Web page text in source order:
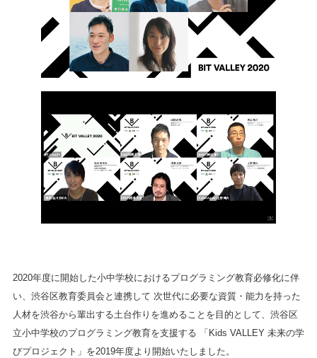
2020年度に開始した小中学校におけるプログラミング教育必修化に伴
い、渋谷区教育委員会と連携して 次世代に必要な資質・能力を持った
人材を渋谷から輩出する土台作りを進めることを目的として、渋谷区
立小中学校のプログラミング教育を支援する 「Kids VALLEY 未来の学
びプロジェクト」を2019年度より開始いたしました。